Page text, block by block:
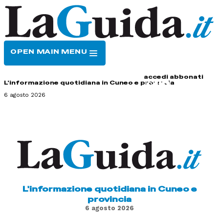
OPEN MAIN MENU
accedi abbonati
L'informazione quotidiana in Cuneo e provincia
6 agosto 2026
L'informazione quotidiana in Cuneo e
provincia
6 agosto 2026